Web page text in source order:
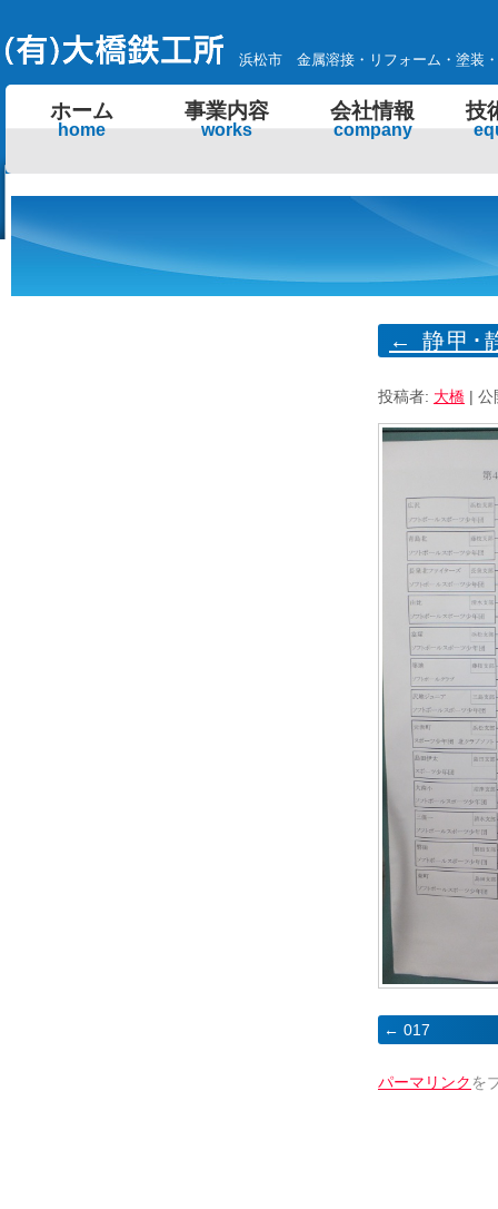
浜松市 金属溶接・リフォーム・塗装
ホーム
home
事業内容
works
会社情報
company
技
← 静甲･
投稿者: 大橋 | 公
017
パーマリンク を